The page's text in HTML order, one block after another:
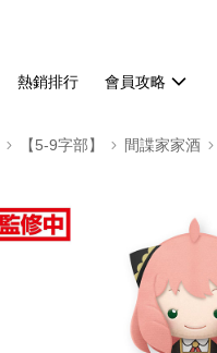
熱銷排行 會員攻略
【5-9字部】 間諜家家酒